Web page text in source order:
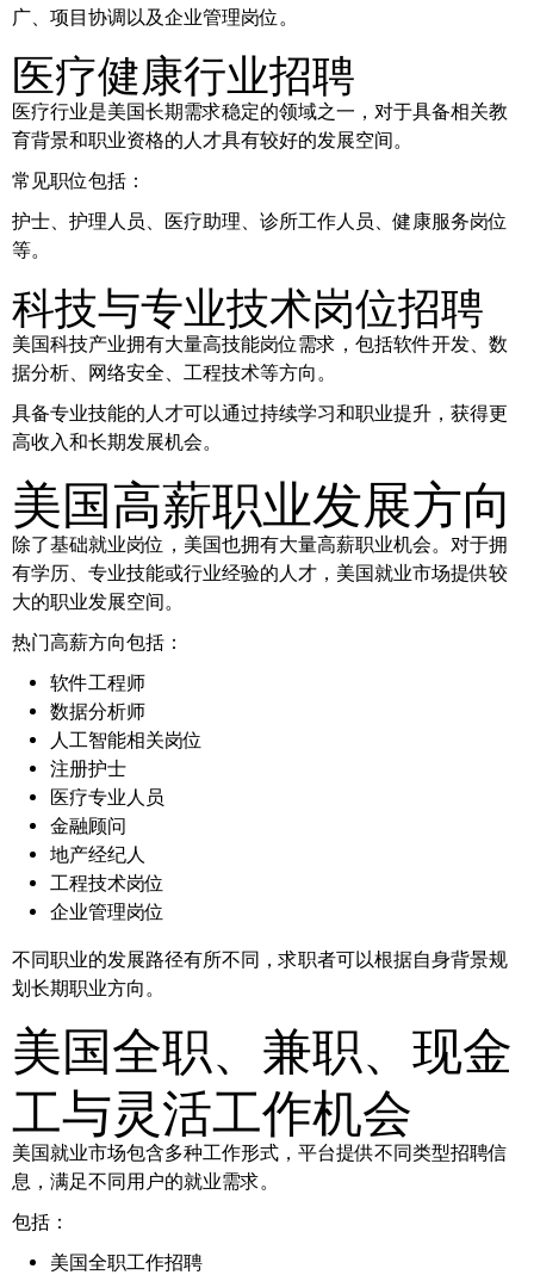
广、项目协调以及企业管理岗位。
医疗健康行业招聘
医疗行业是美国长期需求稳定的领域之一，对于具备相关教
育背景和职业资格的人才具有较好的发展空间。
常见职位包括：
护士、护理人员、医疗助理、诊所工作人员、健康服务岗位
等。
科技与专业技术岗位招聘
美国科技产业拥有大量高技能岗位需求，包括软件开发、数
据分析、网络安全、工程技术等方向。
具备专业技能的人才可以通过持续学习和职业提升，获得更
高收入和长期发展机会。
美国高薪职业发展方向
除了基础就业岗位，美国也拥有大量高薪职业机会。对于拥
有学历、专业技能或行业经验的人才，美国就业市场提供较
大的职业发展空间。
热门高薪方向包括：
软件工程师
数据分析师
人工智能相关岗位
注册护士
医疗专业人员
金融顾问
地产经纪人
工程技术岗位
企业管理岗位
不同职业的发展路径有所不同，求职者可以根据自身背景规
划长期职业方向。
美国全职、兼职、现金
工与灵活工作机会
美国就业市场包含多种工作形式，平台提供不同类型招聘信
息，满足不同用户的就业需求。
包括：
美国全职工作招聘